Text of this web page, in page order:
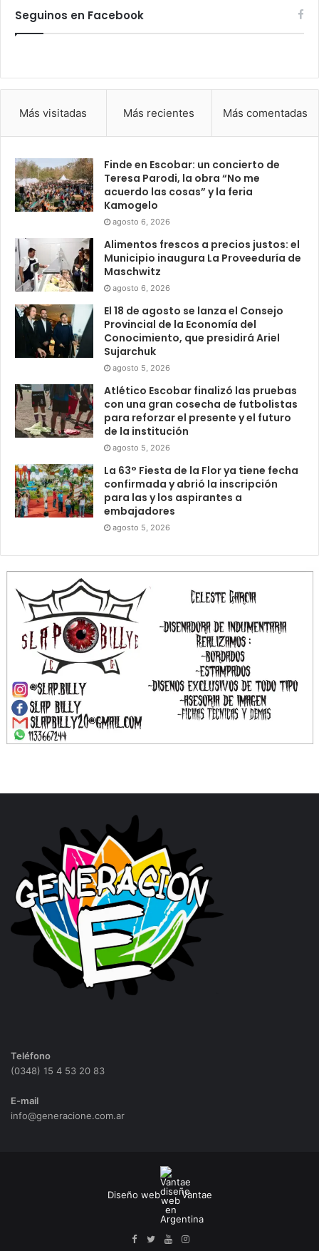
Seguinos en Facebook
Más visitadas Más recientes Más comentadas
Finde en Escobar: un concierto de
Teresa Parodi, la obra “No me
acuerdo las cosas” y la feria
Kamogelo
agosto 6, 2026
Alimentos frescos a precios justos: el
Municipio inaugura La Proveeduría de
Maschwitz
agosto 6, 2026
El 18 de agosto se lanza el Consejo
Provincial de la Economía del
Conocimiento, que presidirá Ariel
Sujarchuk
agosto 5, 2026
Atlético Escobar finalizó las pruebas
con una gran cosecha de futbolistas
para reforzar el presente y el futuro
de la institución
agosto 5, 2026
La 63° Fiesta de la Flor ya tiene fecha
confirmada y abrió la inscripción
para las y los aspirantes a
embajadores
agosto 5, 2026
Teléfono
(0348) 15 4 53 20 83
E-mail
info@generacione.com.ar
Diseño web Vantae